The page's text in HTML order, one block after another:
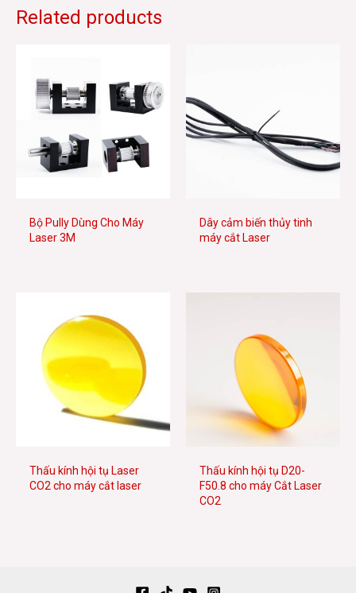
Related products
Bộ Pully Dùng Cho Máy
Laser 3M
Dây cảm biến thủy tinh
máy cắt Laser
Thấu kính hội tụ Laser
CO2 cho máy cắt laser
Thấu kính hội tụ D20-
F50.8 cho máy Cắt Laser
CO2